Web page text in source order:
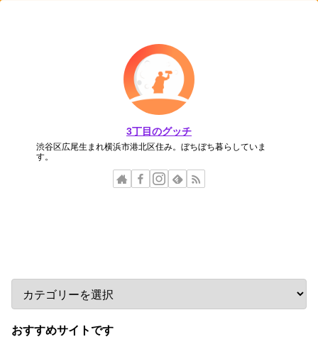
3丁目のグッチ
渋谷区広尾生まれ横浜市港北区住み。ぼちぼち暮らしていま
す。
おすすめサイトです